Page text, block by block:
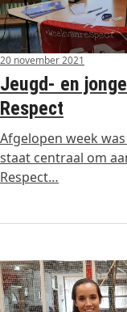
20 november 2021
Jeugd- en
Respect
Afgelopen week
staat centraal om
Respect…